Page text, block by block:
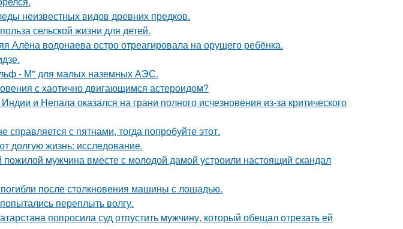
неизвестных видов древних предков.
сельской жизни для детей.
Алёна водонаева остро отреагировала на орущего ребёнка.
- М" для малых наземных АЭС.
с хаотично двигающимся астероидом?
и Непала оказался на грани полного исчезновения из-за критического
с пятнами, тогда попробуйте этот.
долгую жизнь: исследование.
мужчина вместе с молодой дамой устроили настоящий скандал
после столкновения машины с лошадью.
переплыть волгу.
попросила суд отпустить мужчину, который обещал отрезать ей